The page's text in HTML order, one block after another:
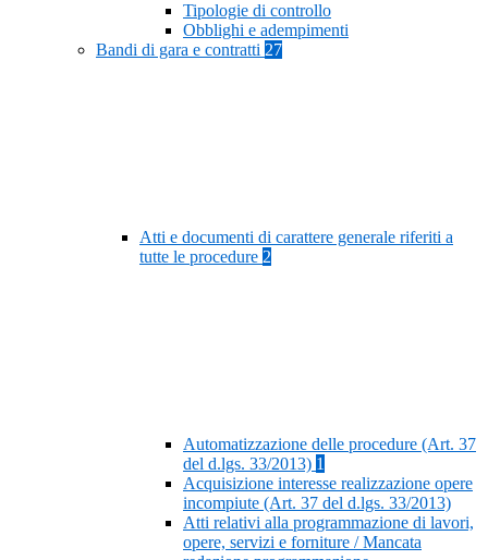
Tipologie di controllo
Obblighi e adempimenti
Bandi di gara e contratti 27
Atti e documenti di carattere generale riferiti a
tutte le procedure 2
Automatizzazione delle procedure (Art. 37
del d.lgs. 33/2013) 1
Acquisizione interesse realizzazione opere
incompiute (Art. 37 del d.lgs. 33/2013)
Atti relativi alla programmazione di lavori,
opere, servizi e forniture / Mancata